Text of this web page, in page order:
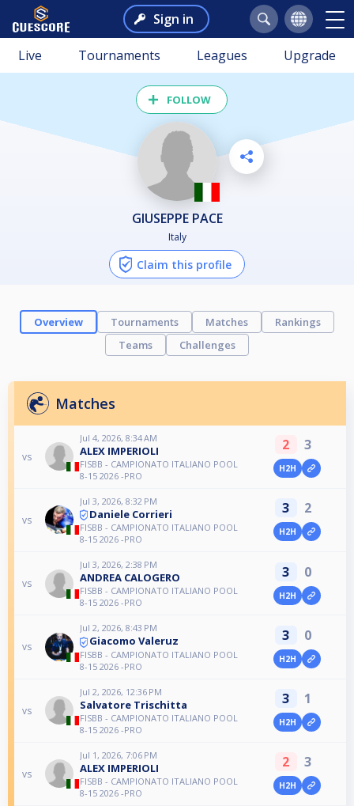
Sign in
Live Tournaments Leagues Upgrade
FOLLOW
GIUSEPPE PACE
Italy
Claim this profile
Overview Tournaments Matches
Rankings
Teams
Challenges
Matches
vs
Jul 4, 2026, 8:34 AM
ALEX IMPERIOLI
FISBB - CAMPIONATO ITALIANO POOL
8-15 2026 -PRO
2 3
H2H
vs
Jul 3, 2026, 8:32 PM
Daniele Corrieri
FISBB - CAMPIONATO ITALIANO POOL
8-15 2026 -PRO
3 2
H2H
vs
Jul 3, 2026, 2:38 PM
ANDREA CALOGERO
FISBB - CAMPIONATO ITALIANO POOL
8-15 2026 -PRO
3 0
H2H
vs
Jul 2, 2026, 8:43 PM
Giacomo Valeruz
FISBB - CAMPIONATO ITALIANO POOL
8-15 2026 -PRO
3 0
H2H
vs
Jul 2, 2026, 12:36 PM
Salvatore Trischitta
FISBB - CAMPIONATO ITALIANO POOL
8-15 2026 -PRO
3 1
H2H
vs
Jul 1, 2026, 7:06 PM
ALEX IMPERIOLI
FISBB - CAMPIONATO ITALIANO POOL
8-15 2026 -PRO
2 3
H2H